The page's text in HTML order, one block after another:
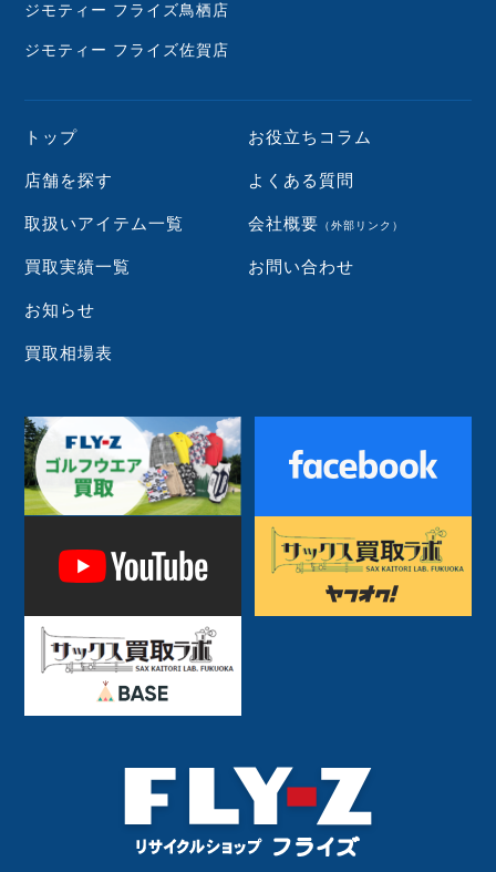
ジモティー フライズ鳥栖店
ジモティー フライズ佐賀店
トップ
店舗を探す
取扱いアイテム一覧
買取実績一覧
お知らせ
買取相場表
お役立ちコラム
よくある質問
会社概要 （外部リンク）
お問い合わせ